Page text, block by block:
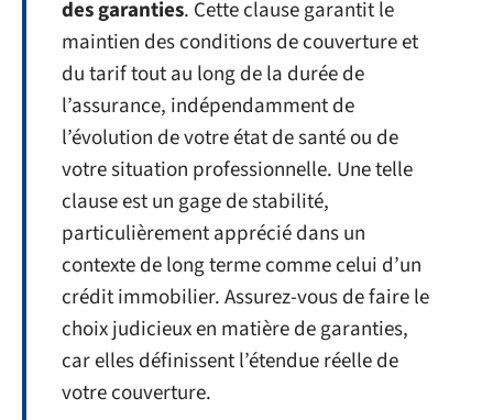
des garanties. Cette clause garantit le
maintien des conditions de couverture et
du tarif tout au long de la durée de
l’assurance, indépendamment de
l’évolution de votre état de santé ou de
votre situation professionnelle. Une telle
clause est un gage de stabilité,
particulièrement apprécié dans un
contexte de long terme comme celui d’un
crédit immobilier. Assurez-vous de faire le
choix judicieux en matière de garanties,
car elles définissent l’étendue réelle de
votre couverture.